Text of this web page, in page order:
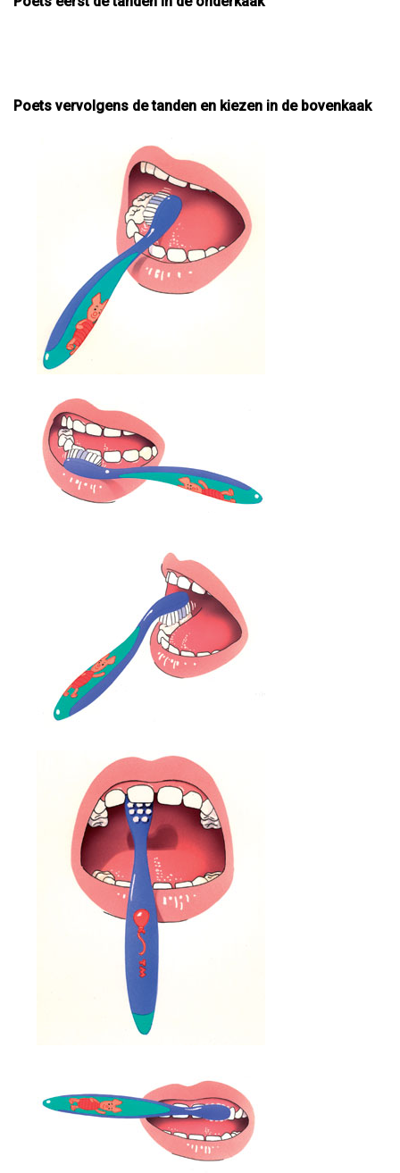
Poets vervolgens de tanden en kiezen in de bovenkaak